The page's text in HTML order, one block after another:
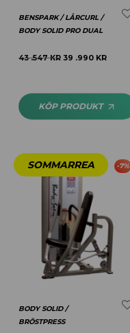
BENSPARK / LÅRCURL /
BODY SOLID PRO DUAL
43 .547KR 39 .990 KR
KÖP PRODUKT
-7%
BODY SOLID /
BRÖSTPRESS